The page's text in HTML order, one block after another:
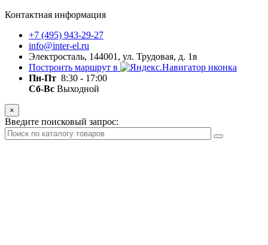
Контактная информация
+7 (495) 943-29-27
info@inter-el.ru
Электросталь, 144001, ул. Трудовая, д. 1в
Построить маршрут в
Пн-Пт 8:30 - 17:00
Сб-Вс Выходной
×
Введите поисковый запрос: